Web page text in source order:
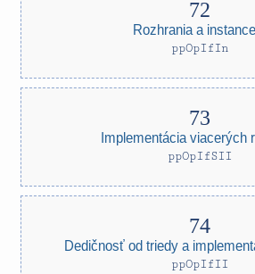
Rozhrania a
ppOpIfIn
Implementácia viacerých
ppOpIfSII
Dedičnosť od triedy a
ppOpIfII